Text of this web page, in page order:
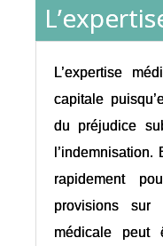
L’expertise
capitale
du préjudice
rapidement
provisions sur
médicale peut